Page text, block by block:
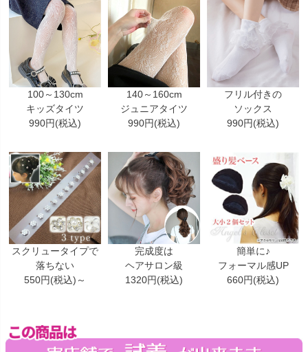
対応 七五三・発表会・記念撮影
予約 Web または お電話
特典 ヘアメイク・着付け
スタジオを予約 →
100～130cm
キッズタイツ
990円(税込)
140～160cm
ジュニアタイツ
990円(税込)
フリル付きの
ソックス
990円(税込)
スクリュータイプで
落ちない
550円(税込)～
完成度は
ヘアサロン級
1320円(税込)
簡単に♪
フォーマル感UP
660円(税込)